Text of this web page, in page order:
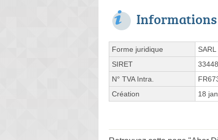
Informations
Forme juridique
SARL
SIRET
N° TVA Intra.
Création
18